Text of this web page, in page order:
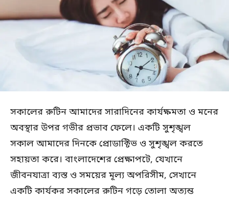
সকালের রুটিন আমাদের সারাদিনের কার্যক্ষমতা ও মনের
অবস্থার উপর গভীর প্রভাব ফেলে। একটি সুশৃঙ্খল
সকাল আমাদের দিনকে প্রোডাক্টিভ ও সুশৃঙ্খল করতে
সহায়তা করে। বাংলাদেশের প্রেক্ষাপটে, যেখানে
জীবনযাত্রা ব্যস্ত ও সময়ের মূল্য অপরিসীম, সেখানে
একটি কার্যকর সকালের রুটিন গড়ে তোলা অত্যন্ত